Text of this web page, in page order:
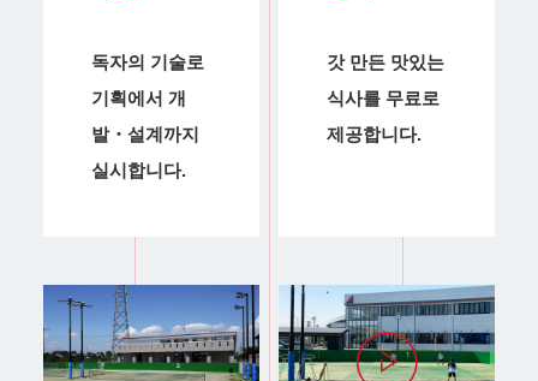
독자의 기술로
기획에서 개
발・설계까지
실시합니다.
갓 만든 맛있는
식사를 무료로
제공합니다.